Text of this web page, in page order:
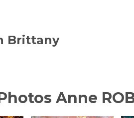
Brittany
Anne